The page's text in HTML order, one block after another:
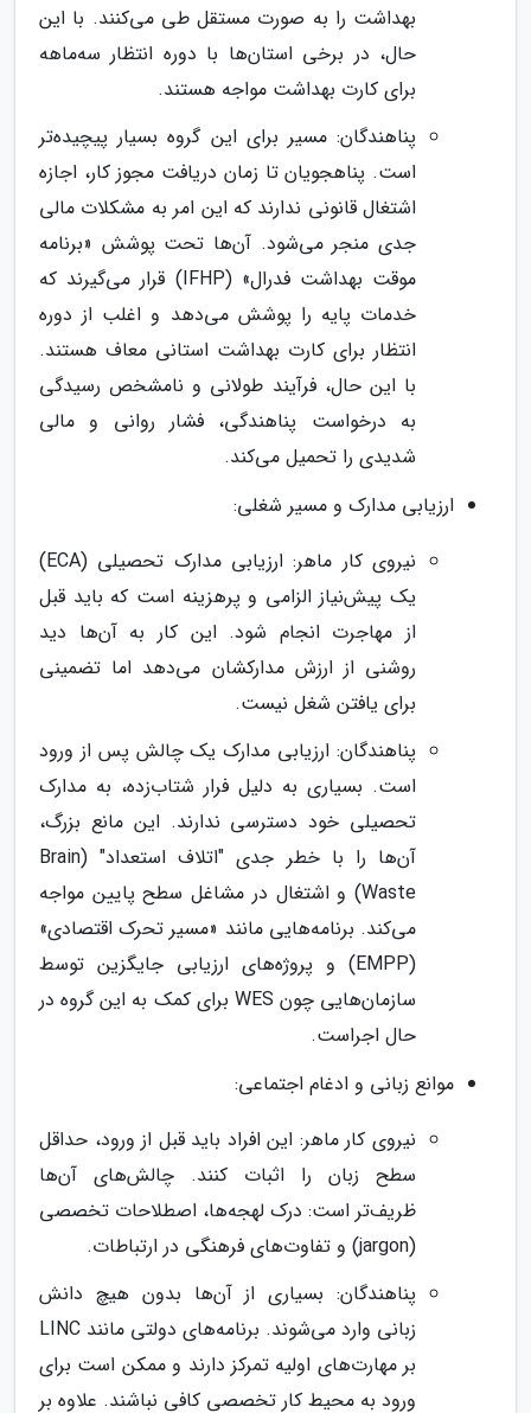
بهداشت را به صورت مستقل طی می‌کنند. با این
حال، در برخی استان‌ها با دوره انتظار سه‌ماهه
برای کارت بهداشت مواجه هستند.
پناهندگان: مسیر برای این گروه بسیار پیچیده‌تر
است. پناهجویان تا زمان دریافت مجوز کار، اجازه
اشتغال قانونی ندارند که این امر به مشکلات مالی
جدی منجر می‌شود. آن‌ها تحت پوشش «برنامه
موقت بهداشت فدرال» (IFHP) قرار می‌گیرند که
خدمات پایه را پوشش می‌دهد و اغلب از دوره
انتظار برای کارت بهداشت استانی معاف هستند.
با این حال، فرآیند طولانی و نامشخص رسیدگی
به درخواست پناهندگی، فشار روانی و مالی
شدیدی را تحمیل می‌کند.
ارزیابی مدارک و مسیر شغلی:
نیروی کار ماهر: ارزیابی مدارک تحصیلی (ECA)
یک پیش‌نیاز الزامی و پرهزینه است که باید قبل
از مهاجرت انجام شود. این کار به آن‌ها دید
روشنی از ارزش مدارکشان می‌دهد اما تضمینی
برای یافتن شغل نیست.
پناهندگان: ارزیابی مدارک یک چالش پس از ورود
است. بسیاری به دلیل فرار شتاب‌زده، به مدارک
تحصیلی خود دسترسی ندارند. این مانع بزرگ،
آن‌ها را با خطر جدی "اتلاف استعداد" (Brain
Waste) و اشتغال در مشاغل سطح پایین مواجه
می‌کند. برنامه‌هایی مانند «مسیر تحرک اقتصادی»
(EMPP) و پروژه‌های ارزیابی جایگزین توسط
سازمان‌هایی چون WES برای کمک به این گروه در
حال اجراست.
موانع زبانی و ادغام اجتماعی:
نیروی کار ماهر: این افراد باید قبل از ورود، حداقل
سطح زبان را اثبات کنند. چالش‌های آن‌ها
ظریف‌تر است: درک لهجه‌ها، اصطلاحات تخصصی
(jargon) و تفاوت‌های فرهنگی در ارتباطات.
پناهندگان: بسیاری از آن‌ها بدون هیچ دانش
زبانی وارد می‌شوند. برنامه‌های دولتی مانند LINC
بر مهارت‌های اولیه تمرکز دارند و ممکن است برای
ورود به محیط کار تخصصی کافی نباشند. علاوه بر